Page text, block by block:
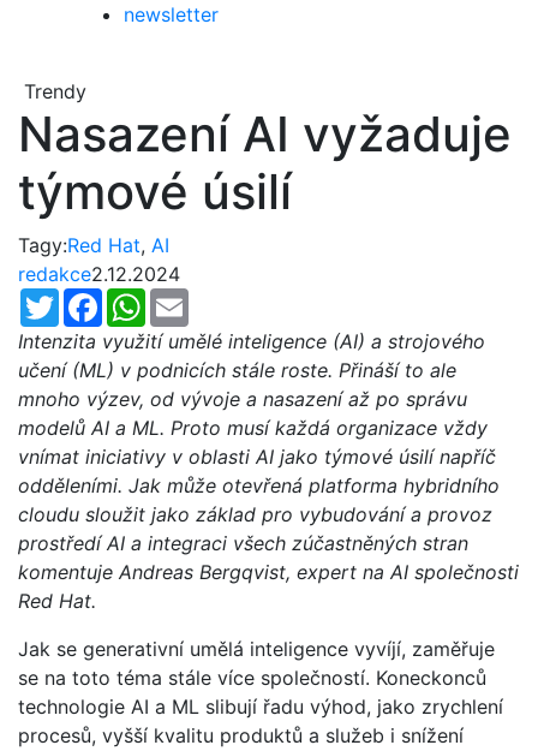
newsletter
Trendy
Nasazení AI vyžaduje
týmové úsilí
Tagy:Red Hat, AI
redakce2.12.2024
TwitterFacebookWhatsApp
Intenzita využití umělé inteligence (AI) a strojového
učení (ML) v podnicích stále roste. Přináší to ale
mnoho výzev, od vývoje a nasazení až po správu
modelů AI a ML. Proto musí každá organizace vždy
vnímat iniciativy v oblasti AI jako týmové úsilí napříč
odděleními. Jak může otevřená platforma hybridního
cloudu sloužit jako základ pro vybudování a provoz
prostředí AI a integraci všech zúčastněných stran
komentuje Andreas Bergqvist, expert na AI společnosti
Red Hat.
Jak se generativní umělá inteligence vyvíjí, zaměřuje
se na toto téma stále více společností. Koneckonců
technologie AI a ML slibují řadu výhod, jako zrychlení
procesů, vyšší kvalitu produktů a služeb i snížení